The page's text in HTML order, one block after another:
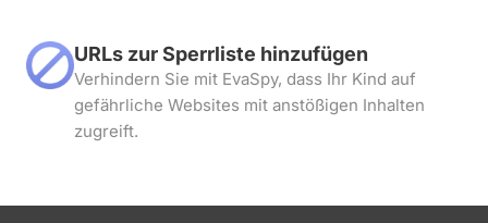
URLs zur Sperrliste hinzufügen
Verhindern Sie mit EvaSpy, dass Ihr Kind auf
gefährliche Websites mit anstößigen Inhalten
zugreift.